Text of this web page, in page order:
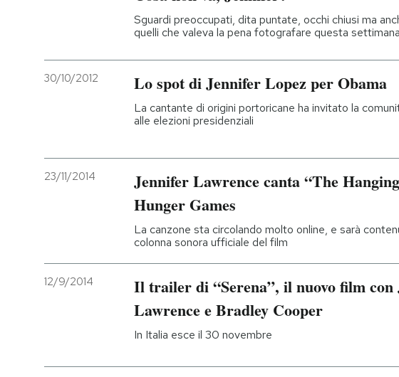
Sguardi preoccupati, dita puntate, occhi chiusi ma
quelli che valeva la pena fotografare questa settimana
30/10/2012 Lo spot di Jennifer Lopez per Obama
La cantante di origini portoricane ha invitato la
alle elezioni presidenziali
23/11/2014
Jennifer Lawrence canta “The
Hunger Games
La canzone sta circolando molto online, e sarà
colonna sonora ufficiale del film
12/9/2014
Il trailer di “Serena”, il nuovo film con
Lawrence e Bradley Cooper
In Italia esce il 30 novembre